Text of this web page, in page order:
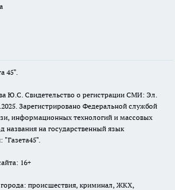
45".
Ю.С. Свидетельство о регистрации СМИ: Эл.
Зарегистрировано Федеральной службой
информационных технологий и массовых
названия на государственный язык
16+
происшествия, криминал, ЖКХ,